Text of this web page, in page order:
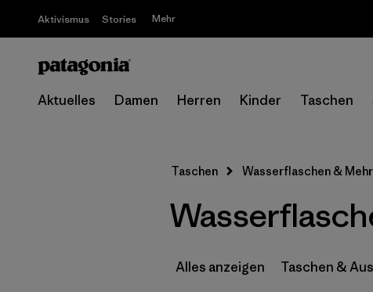
Aktivismus Stories Mehr
Aktuelles Damen Herren Kinder Taschen
Taschen Wasserflaschen & Mehr
Alles anzeigen Taschen &